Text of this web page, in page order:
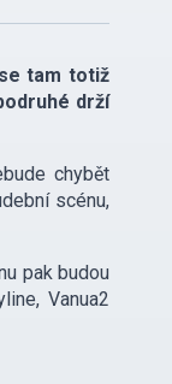
tam totiž
drží
chybět
scénu,
pak budou
Vanua2